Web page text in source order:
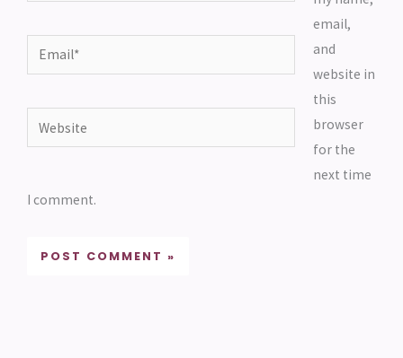
Email*
Website
email,
and
website in
this
browser
for the
next time
I comment.